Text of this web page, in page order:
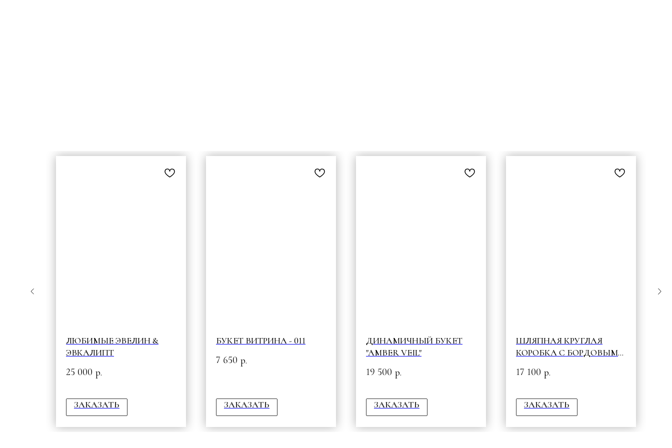
ЛЮБИМЫЕ ЭВЕЛИН &
ЭВКАЛИПТ
25 000 р.
ЗАКАЗАТЬ
БУКЕТ ВИТРИНА - 011
7 650 р.
ЗАКАЗАТЬ
ДИНАМИЧНЫЙ БУКЕТ
"AMBER VEIL"
19 500 р.
ЗАКАЗАТЬ
ШЛЯПНАЯ КРУГЛАЯ
КОРОБКА С БОРДОВЫМИ
17 100 р.
ЗАКАЗАТЬ